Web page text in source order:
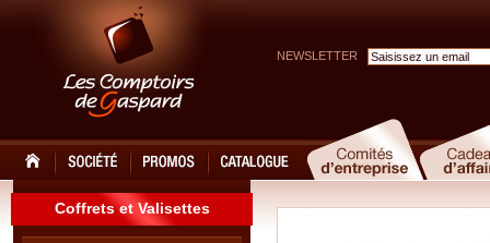
NEWSLETTER
Coffrets et Valisettes